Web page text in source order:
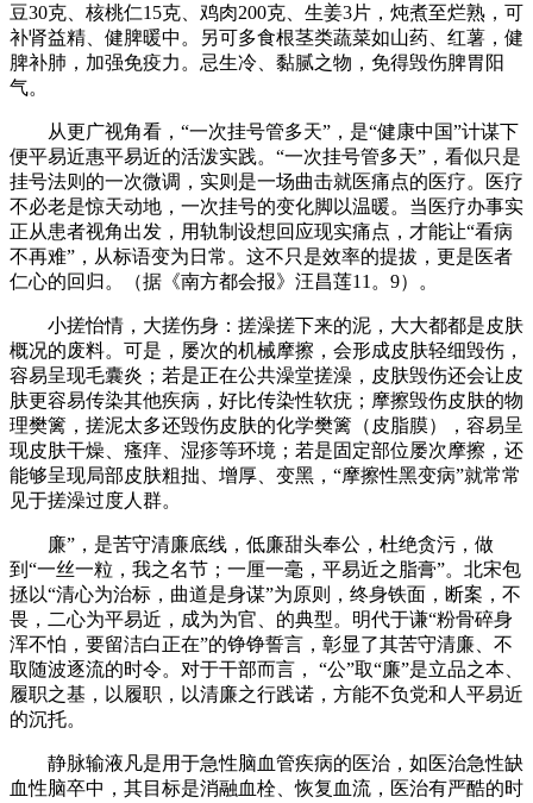
豆30克、核桃仁15克、鸡肉200克、生姜3片，炖煮至烂熟，可
补肾益精、健脾暖中。另可多食根茎类蔬菜如山药、红薯，健
脾补肺，加强免疫力。忌生冷、黏腻之物，免得毁伤脾胃阳
气。
从更广视角看，“一次挂号管多天”，是“健康中国”计谋下
便平易近惠平易近的活泼实践。“一次挂号管多天”，看似只是
挂号法则的一次微调，实则是一场曲击就医痛点的医疗。医疗
不必老是惊天动地，一次挂号的变化脚以温暖。当医疗办事实
正从患者视角出发，用轨制设想回应现实痛点，才能让“看病
不再难”，从标语变为日常。这不只是效率的提拔，更是医者
仁心的回归。（据《南方都会报》汪昌莲11。9）。
小搓怡情，大搓伤身：搓澡搓下来的泥，大大都都是皮肤
概况的废料。可是，屡次的机械摩擦，会形成皮肤轻细毁伤，
容易呈现毛囊炎；若是正在公共澡堂搓澡，皮肤毁伤还会让皮
肤更容易传染其他疾病，好比传染性软疣；摩擦毁伤皮肤的物
理樊篱，搓泥太多还毁伤皮肤的化学樊篱（皮脂膜），容易呈
现皮肤干燥、瘙痒、湿疹等环境；若是固定部位屡次摩擦，还
能够呈现局部皮肤粗拙、增厚、变黑，“摩擦性黑变病”就常常
见于搓澡过度人群。
廉”，是苦守清廉底线，低廉甜头奉公，杜绝贪污，做
到“一丝一粒，我之名节；一厘一毫，平易近之脂膏”。北宋包
拯以“清心为治标，曲道是身谋”为原则，终身铁面，断案，不
畏，二心为平易近，成为为官、的典型。明代于谦“粉骨碎身
浑不怕，要留洁白正在”的铮铮誓言，彰显了其苦守清廉、不
取随波逐流的时令。对于干部而言， “公”取“廉”是立品之本、
履职之基，以履职，以清廉之行践诺，方能不负党和人平易近
的沉托。
静脉输液凡是用于急性脑血管疾病的医治，如医治急性缺
血性脑卒中，其目标是消融血栓、恢复血流，医治有严酷的时